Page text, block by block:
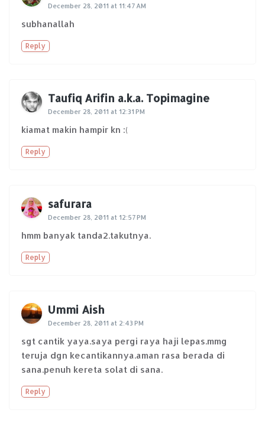
December 28, 2011 at 11:47 AM
subhanallah
Reply
Taufiq Arifin a.k.a. Topimagine
December 28, 2011 at 12:31 PM
kiamat makin hampir kn :(
Reply
safurara
December 28, 2011 at 12:57 PM
hmm banyak tanda2.takutnya.
Reply
Ummi Aish
December 28, 2011 at 2:43 PM
sgt cantik yaya.saya pergi raya haji lepas.mmg
teruja dgn kecantikannya.aman rasa berada di
sana.penuh kereta solat di sana.
Reply